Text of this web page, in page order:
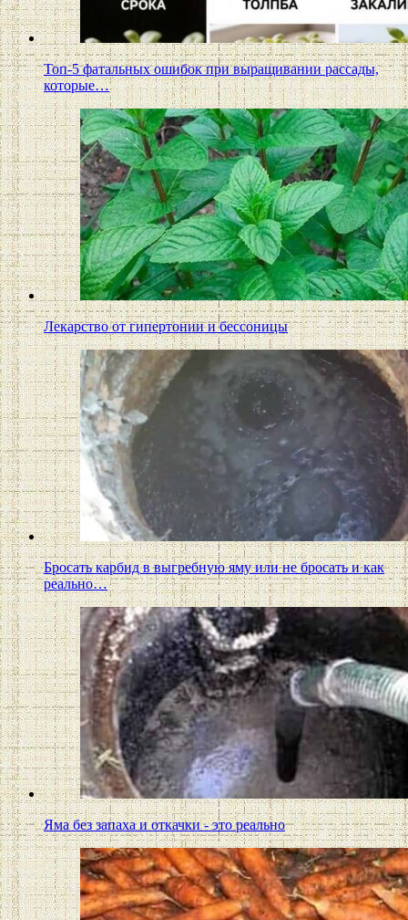
Топ-5 фатальных ошибок при выращивании рассады,
которые…
Лекарство от гипертонии и бессоницы
Бросать карбид в выгребную яму или не бросать и как
реально…
Яма без запаха и откачки - это реально